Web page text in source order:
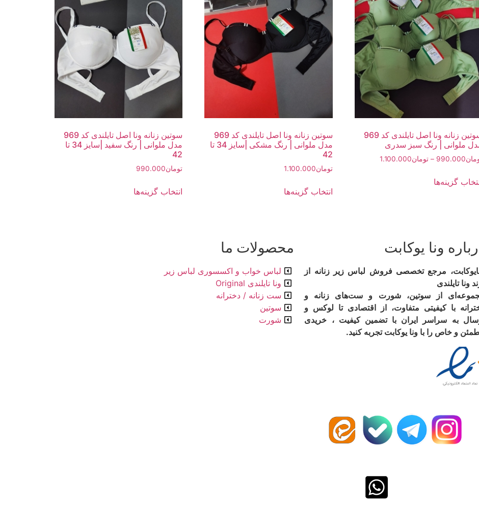
سوتین زنانه ونا اصل تایلندی کد 969
ملوانی | رنگ سبز سدری
990.000
– تومان1.100.000
گزینه‌ها
سوتین زنانه ونا اصل تایلندی کد 969
مدل ملوانی | رنگ مشکی |سایز 34 تا
42
تومان1.100.000
انتخاب گزینه‌ها
سوتین زنانه ونا اصل تایلندی کد 969
مدل ملوانی | رنگ سفید |سایز 34 تا
42
تومان990.000
انتخاب گزینه‌ها
ونا یوکابت
مرجع تخصصی فروش لباس زیر زنانه از
ونا تایلندی
از سوتین، شورت و ست‌های زنانه و
با کیفیتی متفاوت، از اقتصادی تا لوکس و
به سراسر ایران با تضمین کیفیت ، خریدی
و خاص را با ونا یوکابت تجربه کنید.
محصولات ما
لباس خواب و اکسسوری لباس زیر
ونا تایلندی Original
ست زنانه / دخترانه
سوتین
شورت